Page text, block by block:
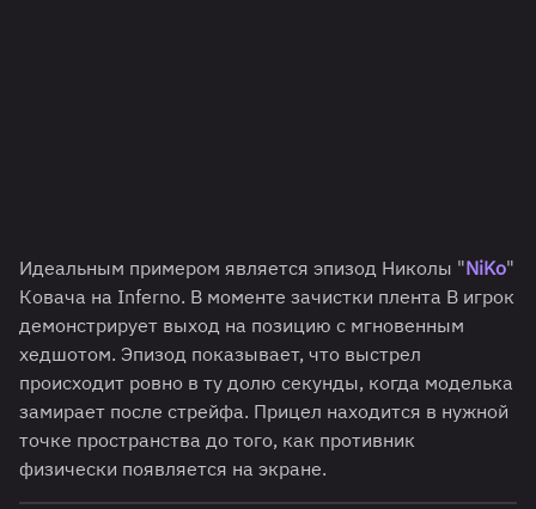
Идеальным примером является эпизод Николы "NiKo"
Ковача на Inferno. В моменте зачистки плента B игрок
демонстрирует выход на позицию с мгновенным
хедшотом. Эпизод показывает, что выстрел
происходит ровно в ту долю секунды, когда моделька
замирает после стрейфа. Прицел находится в нужной
точке пространства до того, как противник
физически появляется на экране.